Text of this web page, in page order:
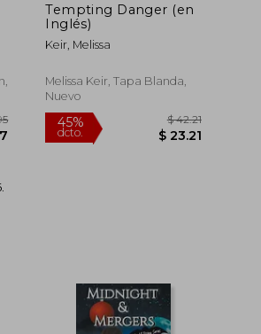
.
Tempting Danger (en
Inglés)
Keir, Melissa
Melissa Keir, Tapa Blanda,
Nuevo